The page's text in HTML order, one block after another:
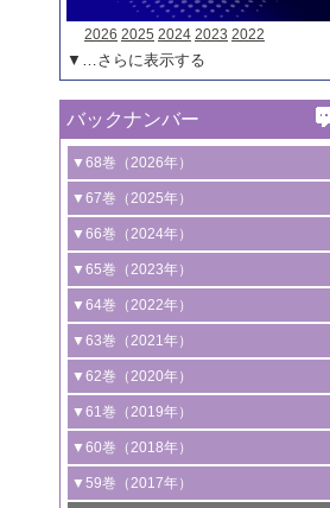
2026 2025 2024 2023 2022
▼…さらに表示する
バックナンバー
▼68巻（2026年）
1号 過酸化水素合成に関する研究動向
2号 コンピューター技術により加速する
触媒開発
3号 有機分子変換やCO 資源化のための
光触媒に関する最近の研究
B号 第137回触媒討論会（2026年）
▼67巻（2025年）
1号 CO
水素化によるグリーン燃料/グリ
ーンケミカル製造
2号 水素製造のための水分解技術に関す
る最近の研究
3号 オレフィン系樹脂の精密合成に関す
る最新技術
4号 アルコール類の効率的変換を実現す
る非貴金属触媒の研究動向
5号 ゼオライトの合成と応用における研
究動向
▼66巻（2024年）
1号 低次元ナノ構造を有する触媒材料
2号 規制反応場を活用した固体触媒研究
の新展開
3号 未踏分子変換を目指した酸化触媒プ
ロセスの最前線
4号 シンクロトロン放射光および中性子
線を利用した触媒解析技術の最先端
5号 単原子触媒
▼65巻（2023年）
1号 炭素が関わる触媒機能
2号 プラスチックケミカルリサイクルの
ための触媒技術
3号 非酸化物系金属化合物を基盤とした
触媒材料の開発
4号 格子酸素・格子酸素欠陥を利用した
触媒反応
▼64巻（2022年）
1号 合成ガス製造とCOを用いるケミカル
ズ合成の最新動向
2号 化学品合成のための合金触媒開発
3号 CO の排出削減および有効活用のた
めの触媒技術
4号 若手による情報発信企画～とびたて
▼63巻（2021年）
1号 金触媒の新展開
2号 ペロブスカイト
3号 特殊反応場を利用した触媒的分子変
換反応
4号 多孔質材料を用いた触媒の新展開
▼62巻（2020年）
1号 触媒設計を拓く欠陥構造のキャラク
タリゼーション
2号 機能化学品製造に資するクリーンな
触媒的酸化反応
▼61巻（2019年）
1号 物質移動制御に着目した触媒プロセ
ス開発
▼60巻（2018年）
1号 固体酸触媒の最新の研究動向
▼59巻（2017年）